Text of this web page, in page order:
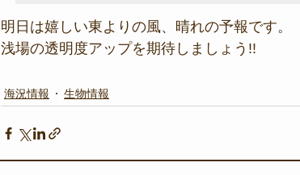
明日は嬉しい東よりの風、晴れの予報です。
浅場の透明度アップを期待しましょう!!
海況情報 生物情報